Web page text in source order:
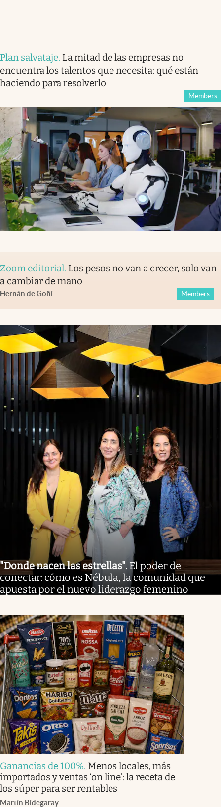
Plan salvataje. La mitad de las empresas no
encuentra los talentos que necesita: qué están
haciendo para resolverlo
Members
Zoom editorial. Los pesos no van a crecer, solo van
a cambiar de mano
Hernán de Goñi Members
"Donde nacen las estrellas". El poder de
conectar: cómo es Nébula, la comunidad que
apuesta por el nuevo liderazgo femenino
Ganancias de 100%. Menos locales, más
importados y ventas ‘on line’: la receta de
los súper para ser rentables
Martín Bidegaray